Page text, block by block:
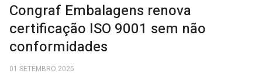
Congraf Embalagens renova
certificação ISO 9001 sem não
conformidades
01 SETEMBRO 2025